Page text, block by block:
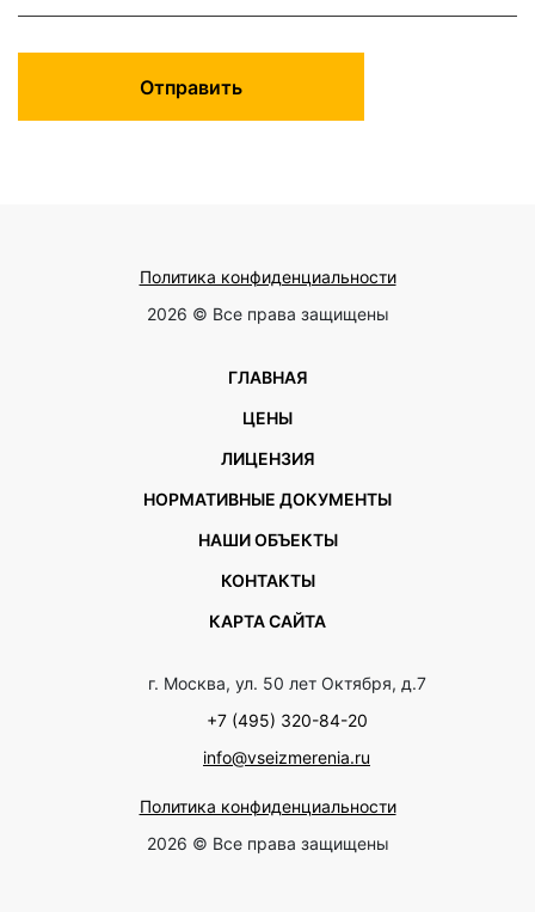
Отправить
Политика конфиденциальности
2026 © Все права защищены
ГЛАВНАЯ
ЦЕНЫ
ЛИЦЕНЗИЯ
НОРМАТИВНЫЕ ДОКУМЕНТЫ
НАШИ ОБЪЕКТЫ
КОНТАКТЫ
КАРТА САЙТА
г. Москва, ул. 50 лет Октября, д.7
+7 (495) 320-84-20
info@vseizmerenia.ru
Политика конфиденциальности
2026 © Все права защищены